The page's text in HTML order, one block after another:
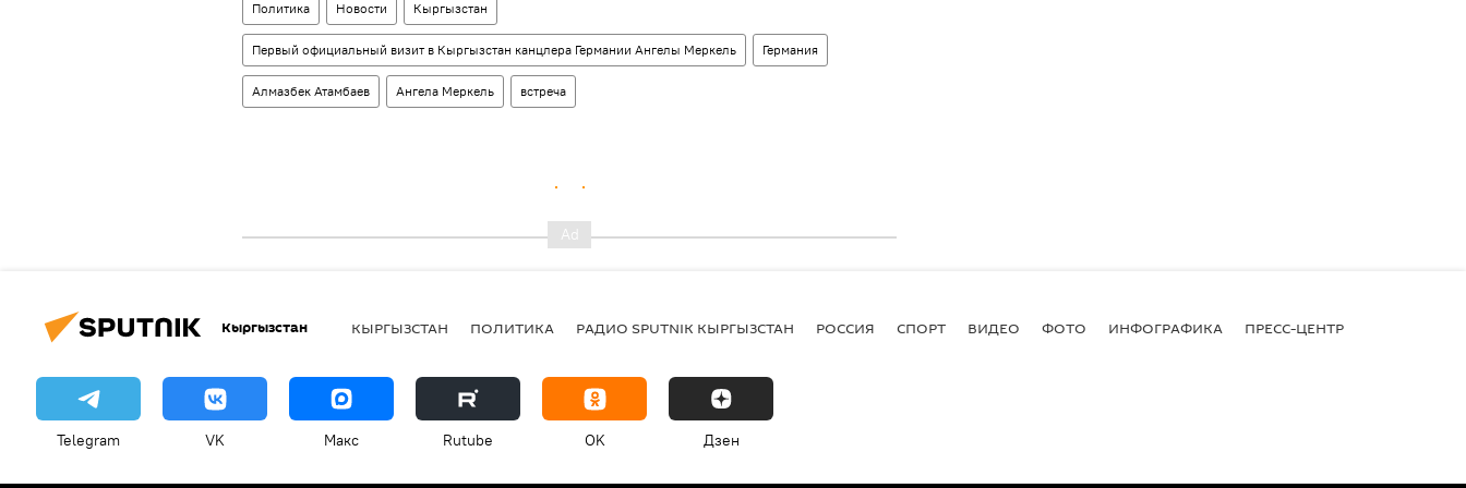
Политика Новости Кыргызстан
Первый официальный визит в Кыргызстан канцлера Германии Ангелы Меркель Германия
Алмазбек Атамбаев Ангела Меркель встреча
Кыргызстан КЫРГЫЗСТАН ПОЛИТИКА РАДИО SPUTNIK КЫРГЫЗСТАН РОССИЯ СПОРТ ВИДЕО ФОТО ИНФОГРАФИКА ПРЕСС-ЦЕНТР
Telegram VK Макс Rutube OK Дзен